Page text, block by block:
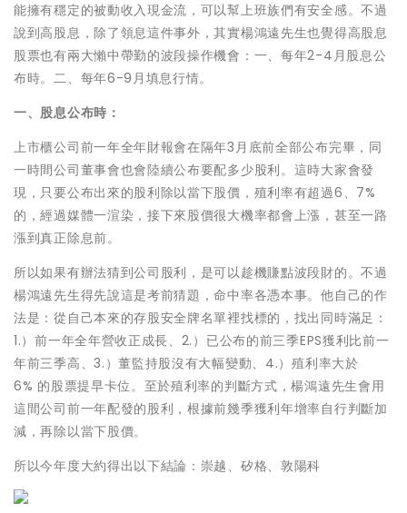
能擁有穩定的被動收入現金流，可以幫上班族們有安全感。不過
說到高股息，除了領息這件事外，其實楊鴻遠先生也覺得高股息
股票也有兩大懶中帶勤的波段操作機會：一、每年2-4月股息公
布時。二、每年6-9月填息行情。
一、股息公布時：
上市櫃公司前一年全年財報會在隔年3月底前全部公布完畢，同
一時間公司董事會也會陸續公布要配多少股利。這時大家會發
現，只要公布出來的股利除以當下股價，殖利率有超過6、7%
的，經過媒體一渲染，接下來股價很大機率都會上漲，甚至一路
漲到真正除息前。
所以如果有辦法猜到公司股利，是可以趁機賺點波段財的。不過
楊鴻遠先生得先說這是考前猜題，命中率各憑本事。他自己的作
法是：從自己本來的存股安全牌名單裡找標的，找出同時滿足：
1.）前一年全年營收正成長、2.）已公布的前三季EPS獲利比前一
年前三季高、3.）董監持股沒有大幅變動、4.）殖利率大於
6% 的股票提早卡位。至於殖利率的判斷方式，楊鴻遠先生會用
這間公司前一年配發的股利，根據前幾季獲利年增率自行判斷加
減，再除以當下股價。
所以今年度大約得出以下結論：崇越、矽格、敦陽科